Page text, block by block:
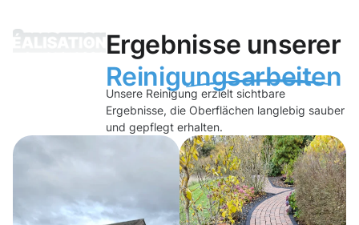
Ergebnisse unserer
Reinigungsarbeiten
Unsere Reinigung erzielt sichtbare
Ergebnisse, die Oberflächen langlebig sauber
und gepflegt erhalten.